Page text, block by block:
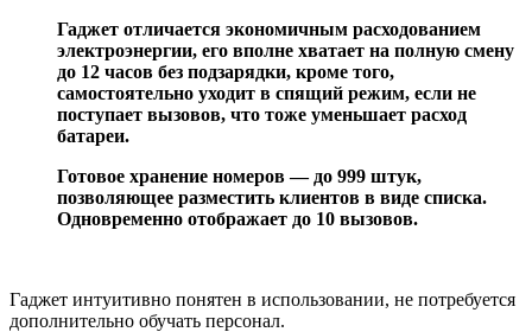
Гаджет отличается экономичным расходованием
электроэнергии, его вполне хватает на полную смену
до 12 часов без подзарядки, кроме того,
самостоятельно уходит в спящий режим, если не
поступает вызовов, что тоже уменьшает расход
батареи.
Готовое хранение номеров — до 999 штук,
позволяющее разместить клиентов в виде списка.
Одновременно отображает до 10 вызовов.
Гаджет интуитивно понятен в использовании, не потребуется
дополнительно обучать персонал.